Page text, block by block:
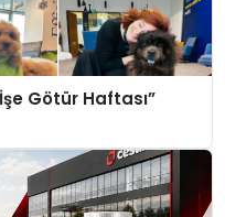
Götür Haftası”